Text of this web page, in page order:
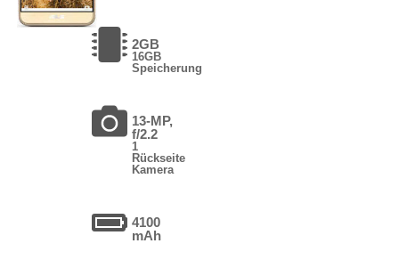
2GB
16GB
Speicherung
13-MP,
f/2.2
1
Rückseite
Kamera
4100
mAh